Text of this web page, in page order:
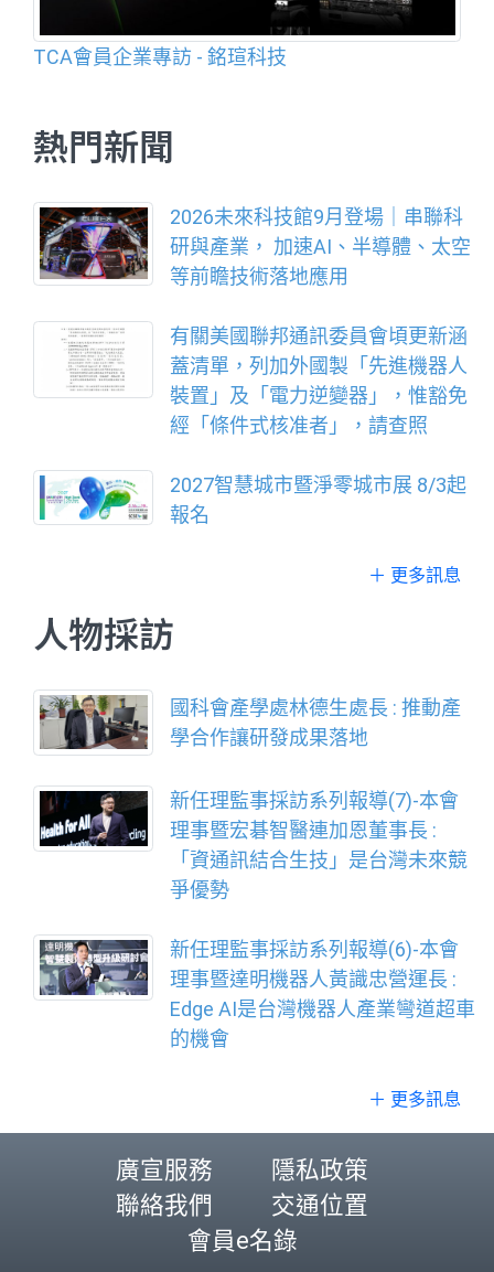
TCA會員企業專訪 - 銘瑄科技
熱門新聞
2026未來科技館9月登場｜串聯科
研與產業， 加速AI、半導體、太空
等前瞻技術落地應用
有關美國聯邦通訊委員會頃更新涵
蓋清單，列加外國製「先進機器人
裝置」及「電力逆變器」，惟豁免
經「條件式核准者」，請查照
2027智慧城市暨淨零城市展 8/3起
報名
＋ 更多訊息
人物採訪
國科會產學處林德生處長 : 推動產
學合作讓研發成果落地
新任理監事採訪系列報導(7)-本會
理事暨宏碁智醫連加恩董事長 :
「資通訊結合生技」是台灣未來競
爭優勢
新任理監事採訪系列報導(6)-本會
理事暨達明機器人黃識忠營運長 :
Edge AI是台灣機器人產業彎道超車
的機會
＋ 更多訊息
廣宣服務
隱私政策
聯絡我們
交通位置
會員e名錄